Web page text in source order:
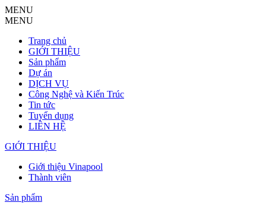
MENU
MENU
Trang chủ
GIỚI THIỆU
Sản phẩm
Dự án
DỊCH VỤ
Công Nghệ và Kiến Trúc
Tin tức
Tuyển dụng
LIÊN HỆ
GIỚI THIỆU
Giới thiệu Vinapool
Thành viên
Sản phẩm